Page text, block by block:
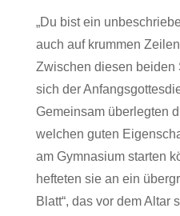
„Du bist ein
auch auf krummen
Zwischen diesen beiden
sich der
Gemeinsam überlegten
welchen guten
am Gymnasium starten
hefteten sie an ein
Blatt“, das vor dem Altar